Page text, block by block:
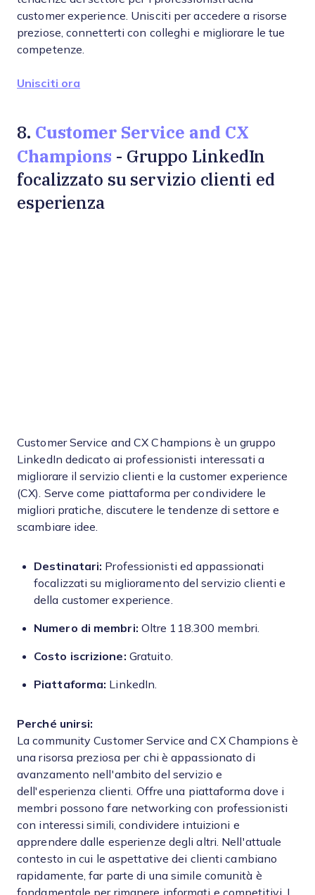
customer experience. Unisciti per accedere a risorse
preziose, connetterti con colleghi e migliorare le tue
competenze.
Unisciti ora
8. Customer Service and CX
Champions - Gruppo LinkedIn
focalizzato su servizio clienti ed
esperienza
Customer Service and CX Champions è un gruppo
LinkedIn dedicato ai professionisti interessati a
migliorare il servizio clienti e la customer experience
(CX). Serve come piattaforma per condividere le
migliori pratiche, discutere le tendenze di settore e
scambiare idee.
Destinatari: Professionisti ed appassionati
focalizzati su miglioramento del servizio clienti e
della customer experience.
Numero di membri: Oltre 118.300 membri.
Costo iscrizione: Gratuito.
Piattaforma: LinkedIn.
Perché unirsi:
La community Customer Service and CX Champions è
una risorsa preziosa per chi è appassionato di
avanzamento nell'ambito del servizio e
dell'esperienza clienti. Offre una piattaforma dove i
membri possono fare networking con professionisti
con interessi simili, condividere intuizioni e
apprendere dalle esperienze degli altri. Nell'attuale
contesto in cui le aspettative dei clienti cambiano
rapidamente, far parte di una simile comunità è
fondamentale per rimanere informati e competitivi. I